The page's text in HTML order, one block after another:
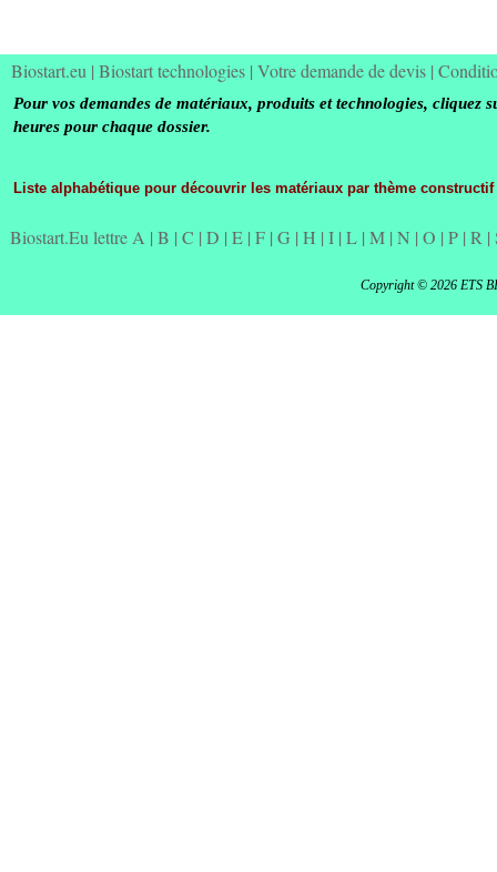
Pour vos demandes de matériaux, produits et technologies, cliquez
heures pour chaque dossier.
Biostart.eu | Biostart technologies | Votre demande de devis |
Liste alphabétique pour découvrir les matériaux par thème constructif
Biostart.Eu lettre A | B | C | D | E | F | G | H | I | L | M | N | O | P | R |
Copyright © 2026 ETS